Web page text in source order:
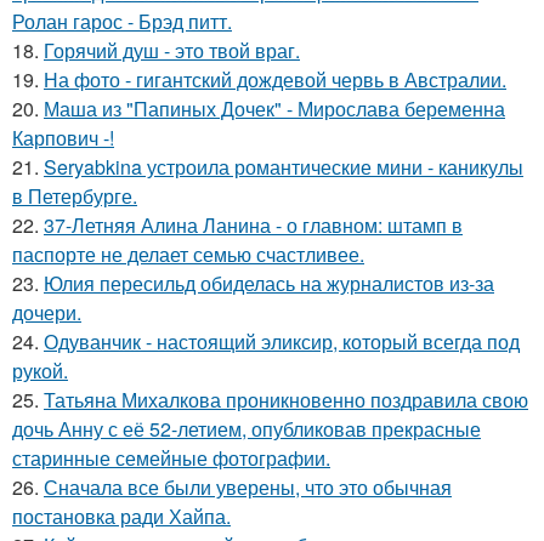
Ролан гарос - Брэд питт.
18. Горячий душ - это твой враг.
19. На фото - гигантский дождевой червь в Австралии.
20. Маша из "Папиных Дочек" - Мирослава беременна
Карпович -!
21. Seryabkina устроила романтические мини - каникулы
в Петербурге.
22. 37-Летняя Алина Ланина - о главном: штамп в
паспорте не делает семью счастливее.
23. Юлия пересильд обиделась на журналистов из-за
дочери.
24. Одуванчик - настоящий эликсир, который всегда под
рукой.
25. Татьяна Михалкова проникновенно поздравила свою
дочь Анну с её 52-летием, опубликовав прекрасные
старинные семейные фотографии.
26. Сначала все были уверены, что это обычная
постановка ради Хайпа.